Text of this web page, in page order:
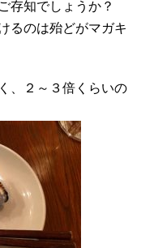
存知でしょうか？
るのは殆どがマガキ
、２～３倍くらいの